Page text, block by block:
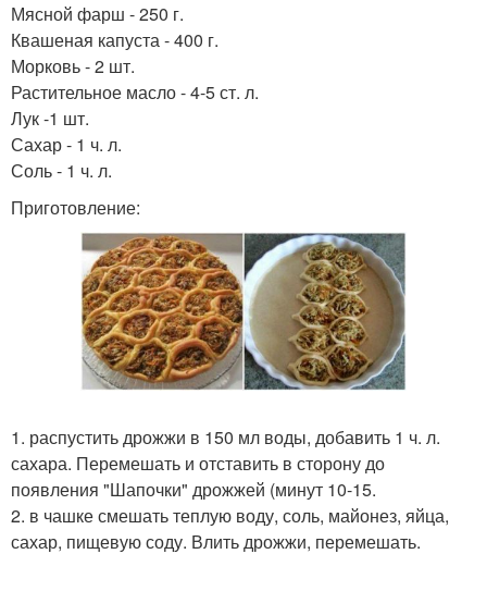
Мясной фарш - 250 г.
Квашеная капуста - 400 г.
Морковь - 2 шт.
Растительное масло - 4-5 ст. л.
Лук -1 шт.
Сахар - 1 ч. л.
Соль - 1 ч. л.
Приготовление:
1. распустить дрожжи в 150 мл воды, добавить 1 ч. л.
сахара. Перемешать и отставить в сторону до
появления "Шапочки" дрожжей (минут 10-15.
2. в чашке смешать теплую воду, соль, майонез, яйца,
сахар, пищевую соду. Влить дрожжи, перемешать.